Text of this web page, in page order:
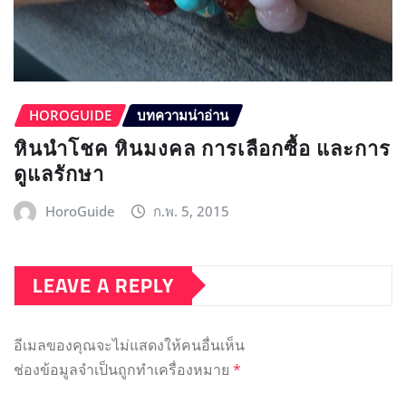
HOROGUIDE บทความน่าอ่าน
หินนำโชค หินมงคล การเลือกซื้อ และการ
ดูแลรักษา
HoroGuide ก.พ. 5, 2015
LEAVE A REPLY
อีเมลของคุณจะไม่แสดงให้คนอื่นเห็น
ช่องข้อมูลจำเป็นถูกทำเครื่องหมาย *